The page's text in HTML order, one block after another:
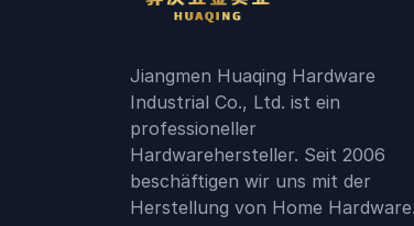
Jiangmen Huaqing Hardware
Industrial Co., Ltd. ist ein
professioneller
Hardwarehersteller. Seit 2006
beschäftigen wir uns mit der
Herstellung von Home Hardware.